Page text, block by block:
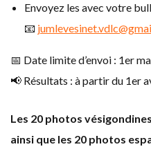
Envoyez les avec votre
📧
📅 Date limite d’envoi : 1er
📢 Résultats : à partir du 1er
Les 20 photos
ainsi que les 20 photos